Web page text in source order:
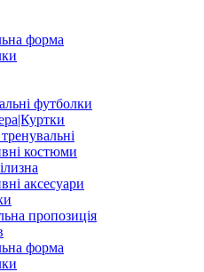
форма
футболки
костюми
аксесуари
пропозиція
форма